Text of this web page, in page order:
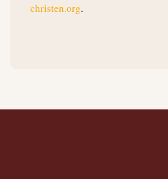
christen.org.